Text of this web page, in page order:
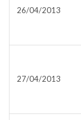
26/04/2013
27/04/2013